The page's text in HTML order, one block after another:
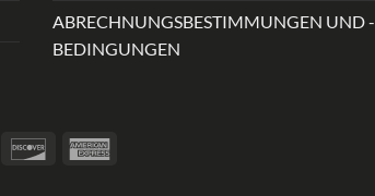
ABRECHNUNGSBESTIMMUNGEN UND -
BEDINGUNGEN
Discover